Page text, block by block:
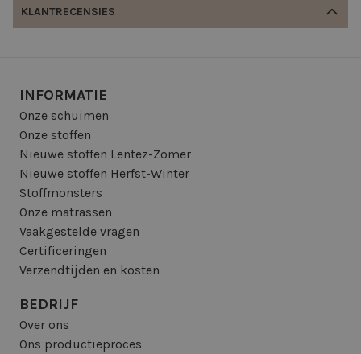
KLANTRECENSIES
INFORMATIE
Onze schuimen
Onze stoffen
Nieuwe stoffen Lentez-Zomer
Nieuwe stoffen Herfst-Winter
Stoffmonsters
Onze matrassen
Vaakgestelde vragen
Certificeringen
Verzendtijden en kosten
BEDRIJF
Over ons
Ons productieproces